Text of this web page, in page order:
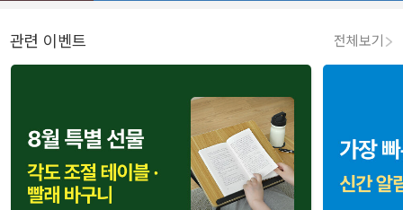
관련 이벤트 전체보기